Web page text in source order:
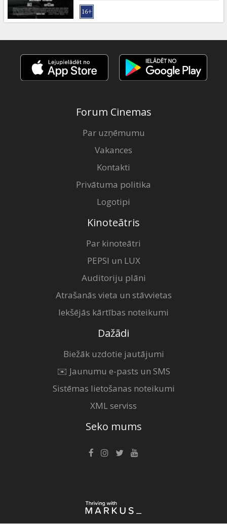
Forum Cinemas
Par uzņēmumu
Vakances
Kontakti
Privātuma politika
Logotipi
Kinoteātris
Par kinoteātri
PEPSI un LUX
Auditoriju plāni
Atrašanās vieta un stāvvietas
Iekšējās kārtības noteikumi
Dažādi
Biežāk uzdotie jautājumi
✉️ Jaunumu e-pasts un SMS
Sistēmas lietošanas noteikumi
XML serviss
Seko mums